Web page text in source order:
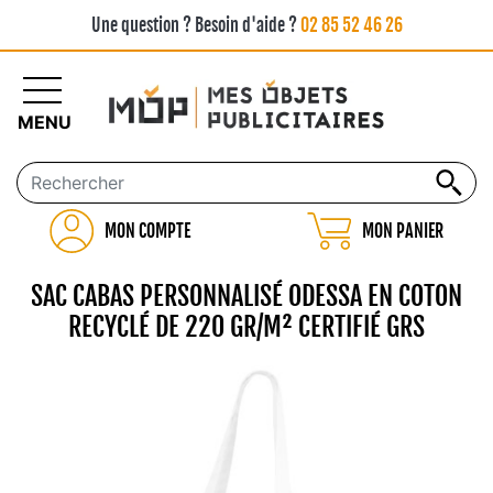
Une question ? Besoin d'aide ?02 85 52 46 26
MON COMPTE MON PANIER
MENU
SAC CABAS PERSONNALISÉ ODESSA EN COTON
RECYCLÉ DE 220 GR/M² CERTIFIÉ GRS